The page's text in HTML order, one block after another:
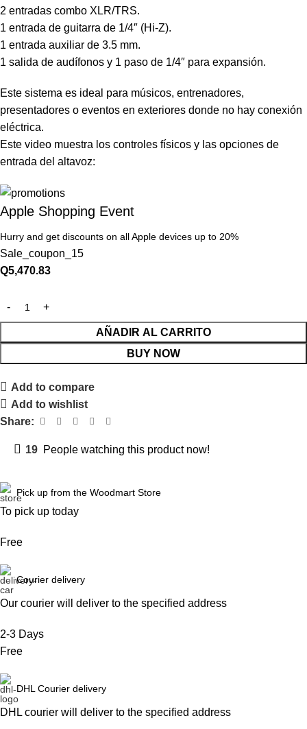
2 entradas combo XLR/TRS.
1 entrada de guitarra de 1/4″ (Hi-Z).
1 entrada auxiliar de 3.5 mm.
1 salida de audífonos y 1 paso de 1/4″ para expansión.
Este sistema es ideal para músicos, entrenadores,
presentadores o eventos en exteriores donde no hay conexión
eléctrica.
Este video muestra los controles físicos y las opciones de
entrada del altavoz:
Apple Shopping Event
Hurry and get discounts on all Apple devices up to 20%
Sale_coupon_15
Q5,470.83
AÑADIR AL CARRITO
BUY NOW
Add to compare
Add to wishlist
Share:
19 People watching this product now!
Pick up from the Woodmart Store
To pick up today
Free
Courier delivery
Our courier will deliver to the specified address
2-3 Days
Free
DHL Courier delivery
DHL courier will deliver to the specified address